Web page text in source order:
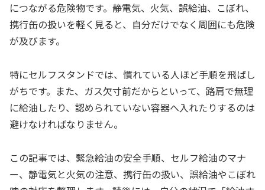
につながる危険物です。静電気、火気、誤給油、こぼれ、
携行缶の扱いを軽く見ると、自分だけでなく周囲にも危険
が及びます。
特にセルフスタンドでは、慣れている人ほど手順を飛ばし
がちです。また、ガス欠寸前だからといって、路肩で無理
に給油したり、認められていない容器へ入れたりするのは
避けなければなりません。
この記事では、緊急給油の安全手順、セルフ給油のマナ
ー、静電気と火気の注意、携行缶の扱い、誤給油やこぼれ